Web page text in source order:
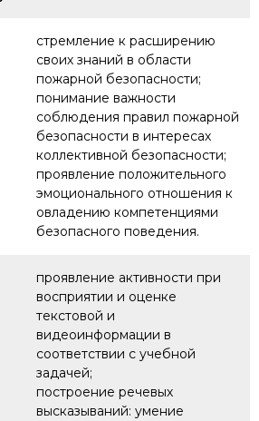
стремление к расширению
своих знаний в области
пожарной безопасности;
понимание важности
соблюдения правил пожарной
безопасности в интересах
коллективной безопасности;
проявление положительного
эмоционального отношения к
овладению компетенциями
безопасного поведения.
проявление активности при
восприятии и оценке
текстовой и
видеоинформации в
соответствии с учебной
задачей;
построение речевых
высказываний: умение